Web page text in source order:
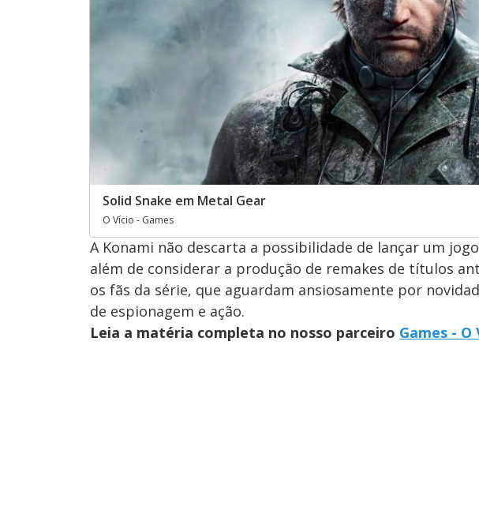
Solid Snake em Metal Gear
O Vício - Games
A Konami não descarta a possibilidade de lançar um
além de considerar a produção de remakes de títulos
os fãs da série, que aguardam ansiosamente por
de espionagem e ação.
Leia a matéria completa no nosso parceiro Games - O